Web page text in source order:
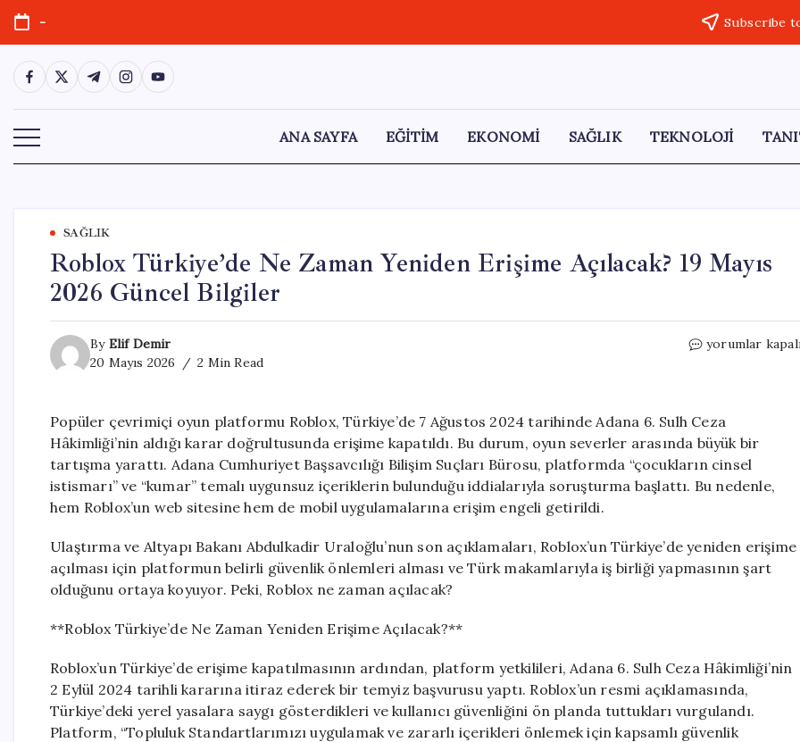
Skip
content
- Subscribe
https://www.facebook.com/
https://twitter.com/
https://t.me/
https://www.instagram.com/
https://youtube.com/
ANA SAYFA EĞİTİM EKONOMİ SAĞLIK TEKNOLOJİ
SAĞLIK
Roblox Türkiye’de Ne Zaman Yeniden Erişime Açılacak? 19 Mayıs
2026 Güncel Bilgiler
By Elif Demir
20 Mayıs 2026
2 Min Read
Roblox
Yeniden
Erişime
Açılacak?
19
Mayıs
Bilgiler
için
yorumlar
Popüler çevrimiçi oyun platformu Roblox, Türkiye’de 7 Ağustos 2024 tarihinde Adana 6. Sulh Ceza
Hâkimliği’nin aldığı karar doğrultusunda erişime kapatıldı. Bu durum, oyun severler arasında büyük bir
tartışma yarattı. Adana Cumhuriyet Başsavcılığı Bilişim Suçları Bürosu, platformda “çocukların cinsel
istismarı” ve “kumar” temalı uygunsuz içeriklerin bulunduğu iddialarıyla soruşturma başlattı. Bu nedenle,
hem Roblox’un web sitesine hem de mobil uygulamalarına erişim engeli getirildi.
Ulaştırma ve Altyapı Bakanı Abdulkadir Uraloğlu’nun son açıklamaları, Roblox’un Türkiye’de yeniden erişime
açılması için platformun belirli güvenlik önlemleri alması ve Türk makamlarıyla iş birliği yapmasının şart
olduğunu ortaya koyuyor. Peki, Roblox ne zaman açılacak?
**Roblox Türkiye’de Ne Zaman Yeniden Erişime Açılacak?**
Roblox’un Türkiye’de erişime kapatılmasının ardından, platform yetkilileri, Adana 6. Sulh Ceza Hâkimliği’nin
2 Eylül 2024 tarihli kararına itiraz ederek bir temyiz başvurusu yaptı. Roblox’un resmi açıklamasında,
Türkiye’deki yerel yasalara saygı gösterdikleri ve kullanıcı güvenliğini ön planda tuttukları vurgulandı.
Platform, “Topluluk Standartlarımızı uygulamak ve zararlı içerikleri önlemek için kapsamlı güvenlik